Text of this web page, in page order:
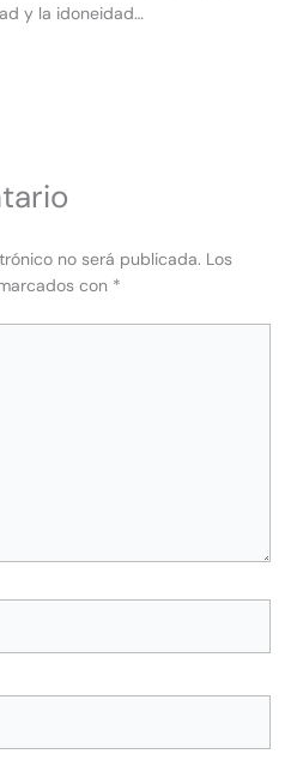
y la idoneidad…
no será publicada. Los
con *